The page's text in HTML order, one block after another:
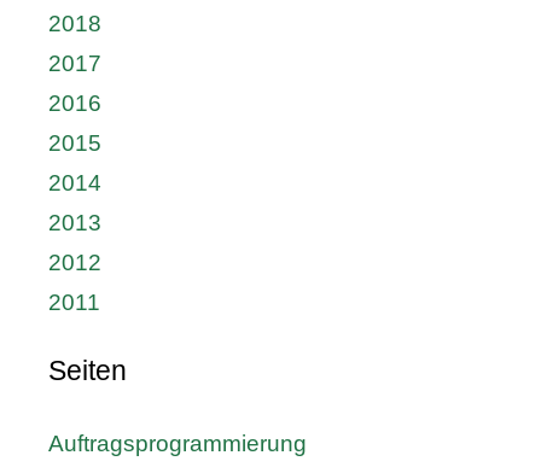
2018
2017
2016
2015
2014
2013
2012
2011
Seiten
Auftragsprogrammierung